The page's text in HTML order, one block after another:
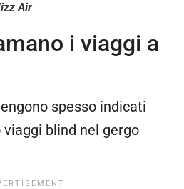
Air
i viaggi a
spesso indicati
blind nel gergo